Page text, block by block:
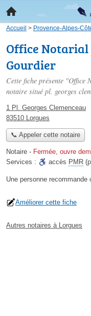
Accueil > Provence-Alpes-
Office
Gourdier
Cette fiche présente
notaire situé pl. georges
1 Pl. Georges Clemenceau
83510 Lorgues
📞 Appeler cette notaire
Notaire - Fermée, ouvre
Services :
accès PMR
Une personne recommande
Améliorer cette fiche
Autres notaires à Lorgues